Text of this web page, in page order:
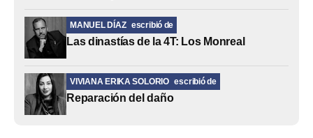
MANUEL DÍAZ escribió de
Las dinastías de la 4T: Los Monreal
VIVIANA ERIKA SOLORIO escribió de
Reparación del daño